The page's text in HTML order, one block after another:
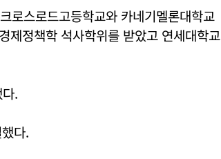
로스로드고등학교와 카네기멜론대학교
제정책학 석사학위를 받았고 연세대학교
.
다.